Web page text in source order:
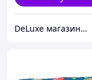
DeLuxe магазин текстиля